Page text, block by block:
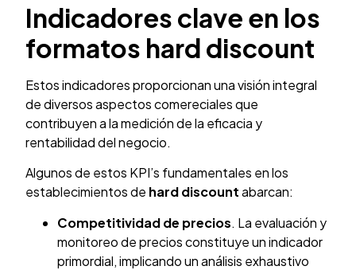
Indicadores clave en los
formatos hard discount
Estos indicadores proporcionan una visión integral
de diversos aspectos comereciales que
contribuyen a la medición de la eficacia y
rentabilidad del negocio.
Algunos de estos KPI’s fundamentales en los
establecimientos de hard discountabarcan:
Competitividad de precios. La evaluación y
monitoreo de precios constituye un indicador
primordial, implicando un análisis exhaustivo